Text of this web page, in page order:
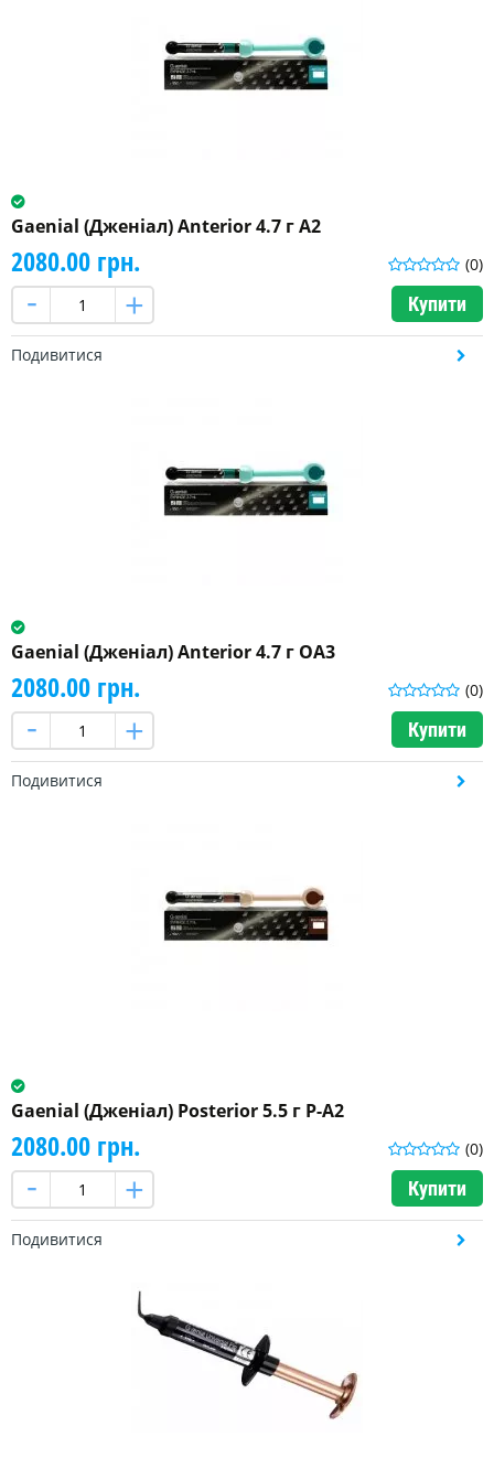
Gaenial (Дженіал) Anterior 4.7 г A2
(0)
2080.00 грн.
Купити
Подивитися
Gaenial (Дженіал) Anterior 4.7 г OA3
(0)
2080.00 грн.
Купити
Подивитися
Gaenial (Дженіал) Posterior 5.5 г P-A2
(0)
2080.00 грн.
Купити
Подивитися